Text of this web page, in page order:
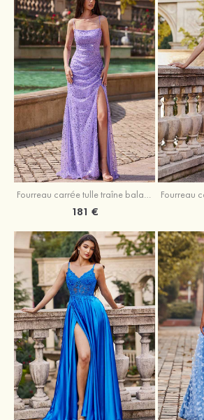
Fourreau carrée tulle traîne balayage robe de bal
181 €